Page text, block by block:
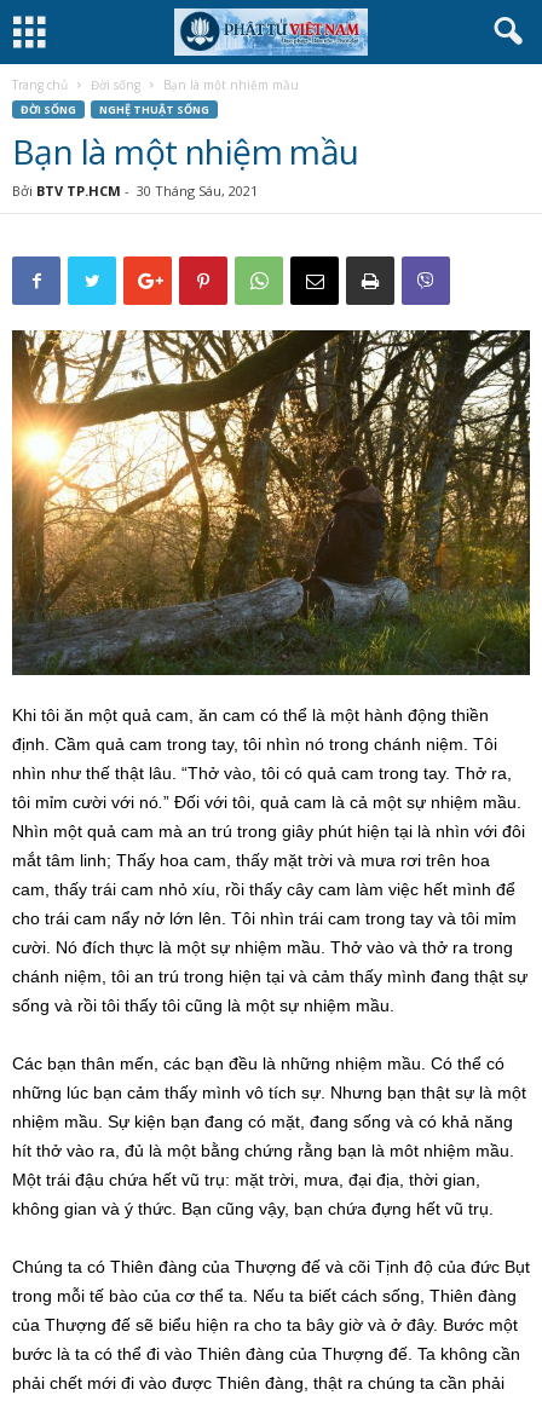
Trang chủ Đời sống Bạn là một nhiệm mầu
ĐỜI SỐNG NGHỆ THUẬT SỐNG
Bạn là một nhiệm mầu
Bởi BTV TP.HCM - 30 Tháng Sáu, 2021
Khi tôi ăn một quả cam, ăn cam có thể là một hành động thiền
định. Cầm quả cam trong tay, tôi nhìn nó trong chánh niệm. Tôi
nhìn như thế thật lâu. “Thở vào, tôi có quả cam trong tay. Thở ra,
tôi mỉm cười với nó.” Ðối với tôi, quả cam là cả một sự nhiệm mầu.
Nhìn một quả cam mà an trú trong giây phút hiện tại là nhìn với đôi
mắt tâm linh; Thấy hoa cam, thấy mặt trời và mưa rơi trên hoa
cam, thấy trái cam nhỏ xíu, rồi thấy cây cam làm việc hết mình để
cho trái cam nẩy nở lớn lên. Tôi nhìn trái cam trong tay và tôi mỉm
cười. Nó đích thực là một sự nhiệm mầu. Thở vào và thở ra trong
chánh niệm, tôi an trú trong hiện tại và cảm thấy mình đang thật sự
sống và rồi tôi thấy tôi cũng là một sự nhiệm mầu.
Các bạn thân mến, các bạn đều là những nhiệm mầu. Có thể có
những lúc bạn cảm thấy mình vô tích sự. Nhưng bạn thật sự là một
nhiệm mầu. Sự kiện bạn đang có mặt, đang sống và có khả năng
hít thở vào ra, đủ là một bằng chứng rằng bạn là môt nhiệm mầu.
Một trái đậu chứa hết vũ trụ: mặt trời, mưa, đại địa, thời gian,
không gian và ý thức. Bạn cũng vậy, bạn chứa đựng hết vũ trụ.
Chúng ta có Thiên đàng của Thượng đế và cõi Tịnh độ của đức Bụt
trong mỗi tế bào của cơ thể ta. Nếu ta biết cách sống, Thiên đàng
của Thượng đế sẽ biểu hiện ra cho ta bây giờ và ở đây. Bước một
bước là ta có thể đi vào Thiên đàng của Thượng đế. Ta không cần
phải chết mới đi vào được Thiên đàng, thật ra chúng ta cần phải